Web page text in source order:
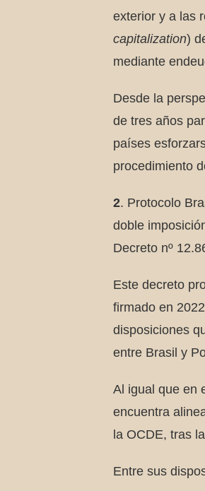
exterior y a las
capitalization)
mediante
Desde la
de tres años
países
procedimiento
2. Protocolo
doble
Decreto nº
Este decreto
firmado en
disposiciones
entre Brasil y
Al igual que en
encuentra
la OCDE, tras
Entre sus